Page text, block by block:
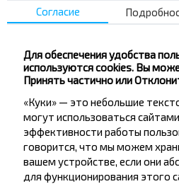
Популярные
Брест
Беловежская Пуща
Брест
Каменюки
Согласие
Для обеспечения удобства
используются cookies. Вы
Принять частично или
«Куки» — это небольшие
могут использоваться
эффективности работы
говорится, что мы можем
вашем устройстве, если они
для функционирования этого